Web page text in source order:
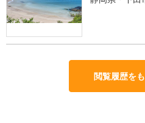
閲覧履歴を